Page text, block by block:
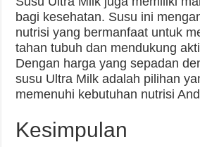
bagi kesehatan. Susu ini
nutrisi yang bermanfaat untuk
tahan tubuh dan mendukung
Dengan harga yang sepadan
susu Ultra Milk adalah pilihan
memenuhi kebutuhan nutrisi
Kesimpulan